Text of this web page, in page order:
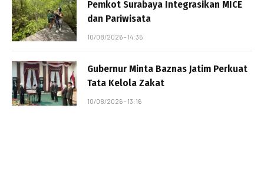
Pemkot Surabaya Integrasikan MICE
dan Pariwisata
10/08/2026 - 14:35
Gubernur Minta Baznas Jatim Perkuat
Tata Kelola Zakat
10/08/2026 - 13:16